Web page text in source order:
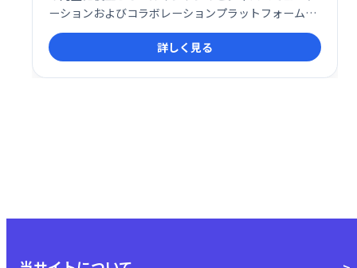
ーションおよびコラボレーションプラットフォームで
す。
詳しく見る